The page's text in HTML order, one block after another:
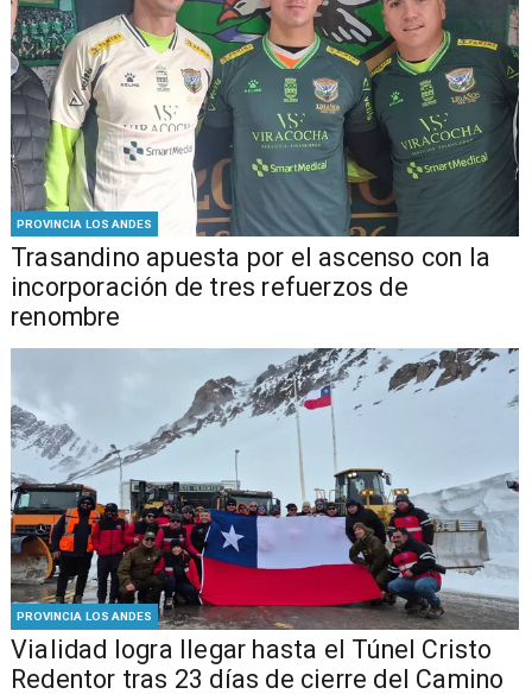
PROVINCIA LOS ANDES
Trasandino apuesta por el ascenso con la
incorporación de tres refuerzos de
renombre
PROVINCIA LOS ANDES
Vialidad logra llegar hasta el Túnel Cristo
Redentor tras 23 días de cierre del Camino